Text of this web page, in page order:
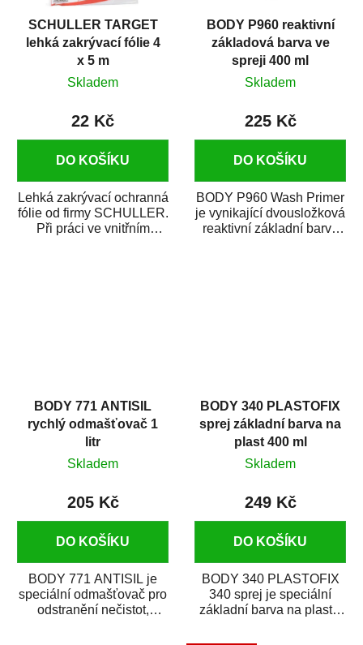
SCHULLER TARGET
lehká zakrývací fólie 4
x 5 m
Skladem
22 Kč
DO KOŠÍKU
Lehká zakrývací ochranná
fólie od firmy SCHULLER.
Při práci ve vnitřním
BODY P960 reaktivní
základová barva ve
spreji 400 ml
Skladem
225 Kč
DO KOŠÍKU
BODY P960 Wash Primer
je vynikající dvousložková
reaktivní základní barva
BODY 771 ANTISIL
rychlý odmašťovač 1
litr
Skladem
205 Kč
DO KOŠÍKU
BODY 771 ANTISIL je
speciální odmašťovač pro
odstranění nečistot,
BODY 340 PLASTOFIX
sprej základní barva na
plast 400 ml
Skladem
249 Kč
DO KOŠÍKU
BODY 340 PLASTOFIX
340 sprej je speciální
základní barva na plasty,
vrchních...